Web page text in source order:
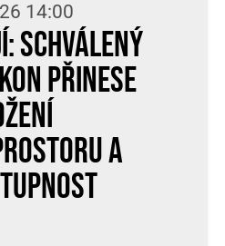
14:00
Schválený
přinese
a